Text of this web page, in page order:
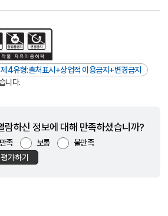
제4유형:출처표시+상업적 이용금지+변경금지
니다.
람하신 정보에 대해 만족하셨습니까?
만족 보통
불만족
평가하기